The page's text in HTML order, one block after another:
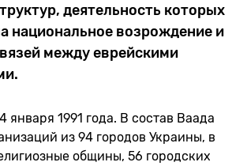
деятельность которых
национальное возрождение и
между еврейскими
января 1991 года. В состав Ваада
из 94 городов Украины, в
общины, 56 городских